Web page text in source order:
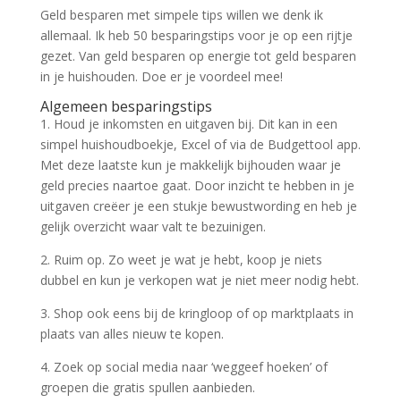
Geld besparen met simpele tips willen we denk ik
allemaal. Ik heb 50 besparingstips voor je op een rijtje
gezet. Van geld besparen op energie tot geld besparen
in je huishouden. Doe er je voordeel mee!
Algemeen besparingstips
1. Houd je inkomsten en uitgaven bij. Dit kan in een
simpel huishoudboekje, Excel of via de Budgettool app.
Met deze laatste kun je makkelijk bijhouden waar je
geld precies naartoe gaat. Door inzicht te hebben in je
uitgaven creëer je een stukje bewustwording en heb je
gelijk overzicht waar valt te bezuinigen.
2. Ruim op. Zo weet je wat je hebt, koop je niets
dubbel en kun je verkopen wat je niet meer nodig hebt.
3. Shop ook eens bij de kringloop of op marktplaats in
plaats van alles nieuw te kopen.
4. Zoek op social media naar ‘weggeef hoeken’ of
groepen die gratis spullen aanbieden.